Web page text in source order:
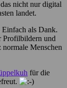
nicht nur digital
landet.
als Dank.
Profilbildern und
normale Menschen
für die